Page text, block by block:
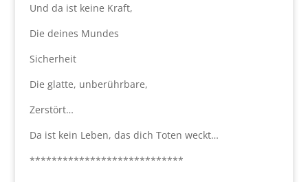
Und da ist keine Kraft,
Die deines Mundes
Sicherheit
Die glatte, unberührbare,
Zerstört…
Da ist kein Leben, das dich Toten weckt…
****************************